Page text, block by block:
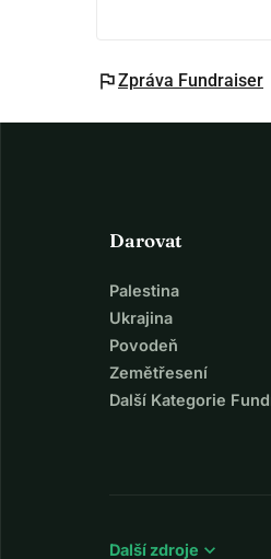
flagZpráva Fundraiser
Darovat
Palestina
Ukrajina
Povodeň
Zemětřesení
Další Kategorie
Další zdroje expand_more